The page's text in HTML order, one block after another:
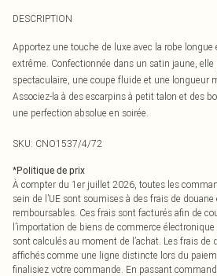
DESCRIPTION
Apportez une touche de luxe avec la robe
extrême. Confectionnée dans un satin jaune,
spectaculaire, une coupe fluide et une longueur
Associez-la à des escarpins à petit talon et des
une perfection absolue en soirée.
SKU: CNO1537/4/72
*Politique de prix
À compter du 1er juillet 2026, toutes les
sein de l’UE sont soumises à des frais de
remboursables. Ces frais sont facturés afin de
l’importation de biens de commerce
sont calculés au moment de l’achat. Les frais de
affichés comme une ligne distincte lors du
finalisiez votre commande. En passant